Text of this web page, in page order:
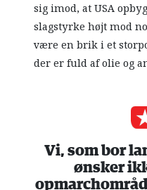
sig imod, at USA
slagstyrke højt mod
være en brik i et
der er fuld af olie og
Vi, som bor
ønsker